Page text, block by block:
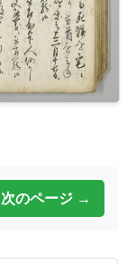
次のページ →